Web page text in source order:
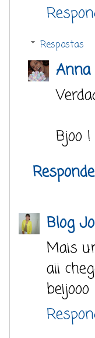
Respostas
Anna
Bjoo !
Blog
Mais
aii
beijooo